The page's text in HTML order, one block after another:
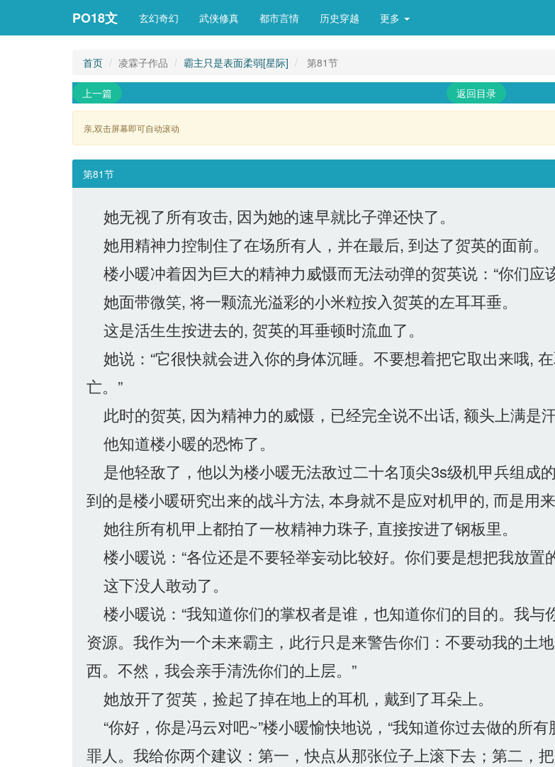
PO18文 玄幻奇幻 武侠修真 都市言情 历史穿越 更多
首页 凌霖子作品 霸主只是表面柔弱[星际] 第81节
上一篇 返回目录
亲,双击屏幕即可自动滚动
第81节
她无视了所有攻击, 因为她的速早就比子弹还快了。
她用精神力控制住了在场所有人，并在最后, 到达了贺英的面前。
楼小暖冲着因为巨大的精神力威慑而无法动弹的贺英说：“你们应
她面带微笑, 将一颗流光溢彩的小米粒按入贺英的左耳耳垂。
这是活生生按进去的, 贺英的耳垂顿时流血了。
她说：“它很快就会进入你的身体沉睡。不要想着把它取出来哦,
亡。”
此时的贺英, 因为精神力的威慑，已经完全说不出话, 额头上满是
他知道楼小暖的恐怖了。
是他轻敌了，他以为楼小暖无法敌过二十名顶尖3s级机甲兵组成
到的是楼小暖研究出来的战斗方法, 本身就不是应对机甲的, 而是用
她往所有机甲上都拍了一枚精神力珠子, 直接按进了钢板里。
楼小暖说：“各位还是不要轻举妄动比较好。你们要是想把我放置
这下没人敢动了。
楼小暖说：“我知道你们的掌权者是谁，也知道你们的目的。我
资源。我作为一个未来霸主，此行只是来警告你们：不要动我的土
西。不然，我会亲手清洗你们的上层。”
她放开了贺英，捡起了掉在地上的耳机，戴到了耳朵上。
“你好，你是冯云对吧~”楼小暖愉快地说，“我知道你过去做的所
罪人。我给你两个建议：第一，快点从那张位子上滚下去；第二，